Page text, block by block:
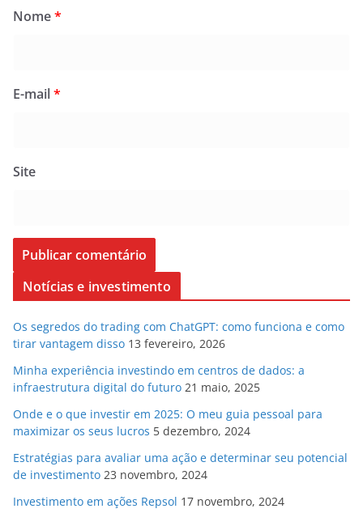
Nome*
E-mail*
Site
Notícias e investimento
Os segredos do trading com ChatGPT: como funciona e como
tirar vantagem disso 13 fevereiro, 2026
Minha experiência investindo em centros de dados: a
infraestrutura digital do futuro 21 maio, 2025
Onde e o que investir em 2025: O meu guia pessoal para
maximizar os seus lucros 5 dezembro, 2024
Estratégias para avaliar uma ação e determinar seu potencial
de investimento 23 novembro, 2024
Investimento em ações Repsol 17 novembro, 2024